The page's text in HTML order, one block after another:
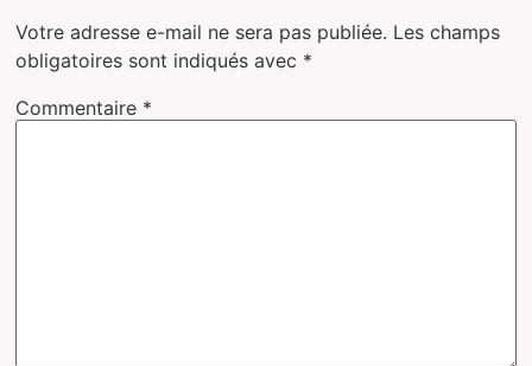
Votre adresse e-mail ne sera pas publiée. Les champs
obligatoires sont indiqués avec *
Commentaire *